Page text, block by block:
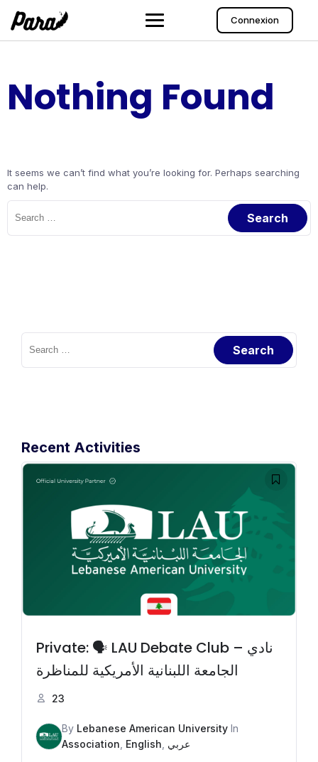
content
Connexion
Nothing Found
It seems we can’t find what you’re looking for. Perhaps searching
can help.
Search
for:
Search
for:
Recent Activities
Private: 🗣️ LAU Debate Club – نادي
الجامعة اللبنانية الأمريكية للمناظرة
23
By Lebanese American University In
Association English عربي